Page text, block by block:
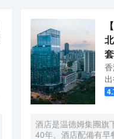
酒店是温德姆集團旗
40年。酒店配備有早